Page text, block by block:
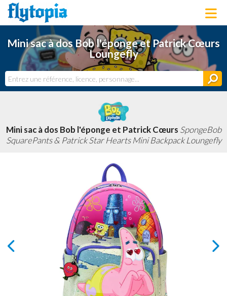
LOUNGEFLY
LICENCES
NOUVEAUTÉS
BONS PLANS
ACTUALITÉS
DERNIERS AJOUTS
Mini sac à dos Bob l'éponge et Patrick Cœurs
Loungefly
Mini sac à dos Bob l'éponge et Patrick Cœurs SpongeBob
SquarePants & Patrick Star Hearts Mini Backpack Loungefly